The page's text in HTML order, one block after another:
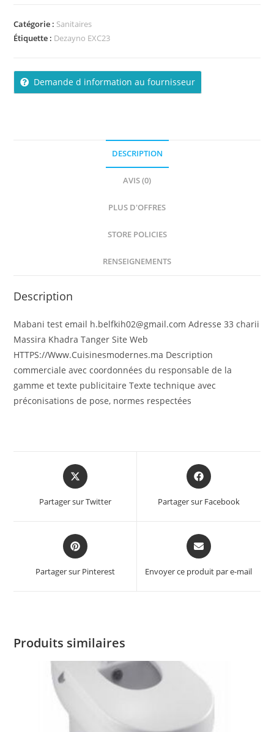
Catégorie : Sanitaires
Étiquette : Dezayno EXC23
Demande d information au fournisseur
DESCRIPTION
AVIS (0)
PLUS D'OFFRES
STORE POLICIES
RENSEIGNEMENTS
Description
Mabani test email h.belfkih02@gmail.com Adresse 33 charii
Massira Khadra Tanger Site Web
HTTPS://Www.Cuisinesmodernes.ma Description
commerciale avec coordonnées du responsable de la
gamme et texte publicitaire Texte technique avec
préconisations de pose, normes respectées
Partager sur Twitter Partager sur Facebook
Partager sur Pinterest Envoyer ce produit par e-mail
Produits similaires